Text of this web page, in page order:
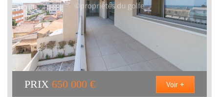
PRIX 650 000 € Voir +